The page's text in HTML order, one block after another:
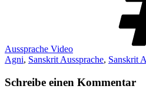
Aussprache Video
Agni, Sanskrit Aussprache, Sanskrit
Schreibe einen Kommentar